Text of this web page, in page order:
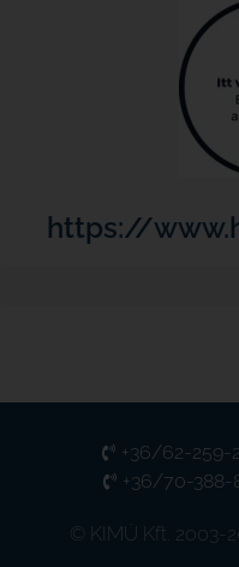
https://
© KIMÜ Kft. 2003-
+36/62-259-
+36/70-388-